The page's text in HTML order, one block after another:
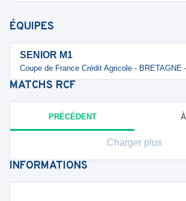
ÉQUIPES
SENIOR M1
Coupe de France Crédit Agricole - BRETAGNE
MATCHS RCF
PRÉCÉDENT
Charger plus
INFORMATIONS